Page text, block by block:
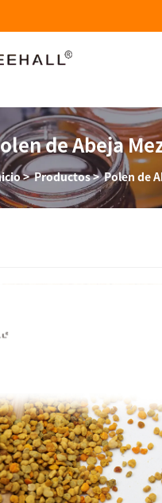
de Abeja
>Productos>Polen de